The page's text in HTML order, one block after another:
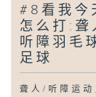
#8看我今
怎么打:聋
听障羽毛
足球
聋人/听障运动